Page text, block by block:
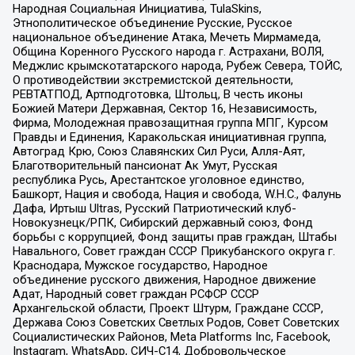
Народная Социальная Инициатива, TulaSkins,
Этнополитическое объединение Русские, Русское
национальное объединение Атака, Мечеть Мирмамеда,
Община Коренного Русского народа г. Астрахани, ВОЛЯ,
Меджлис крымскотатарского народа, Рубеж Севера, ТОЙС,
О противодействии экстремистской деятельности,
РЕВТАТПОД, Артподготовка, Штольц, В честь иконы
Божией Матери Державная, Сектор 16, Независимость,
Фирма, Молодежная правозащитная группа МПГ, Курсом
Правды и Единения, Каракольская инициативная группа,
Автоград Крю, Союз Славянских Сил Руси, Алля-Аят,
Благотворительный пансионат Ак Умут, Русская
республика Русь, Арестантское уголовное единство,
Башкорт, Нация и свобода, Нация и свобода, W.H.С., Фалунь
Дафа, Иртыш Ultras, Русский Патриотический клуб-
Новокузнецк/РПК, Сибирский державный союз, Фонд
борьбы с коррупцией, Фонд защиты прав граждан, Штабы
Навального, Совет граждан СССР Прикубанского округа г.
Краснодара, Мужское государство, Народное
объединение русского движения, Народное движение
Адат, Народный совет граждан РСФСР СССР
Архангельской области, Проект Штурм, Граждане СССР,
Держава Союз Советских Светлых Родов, Совет Советских
Социалистических Районов, Meta Platforms Inc, Facebook,
Instagram, WhatsApp, СИЧ-С14, Добровольческое